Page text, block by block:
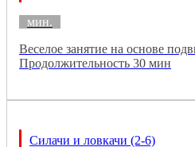
мин.
Веселое занятие на основе
Продолжительность 30 мин
Силачи и ловкачи (2-6)